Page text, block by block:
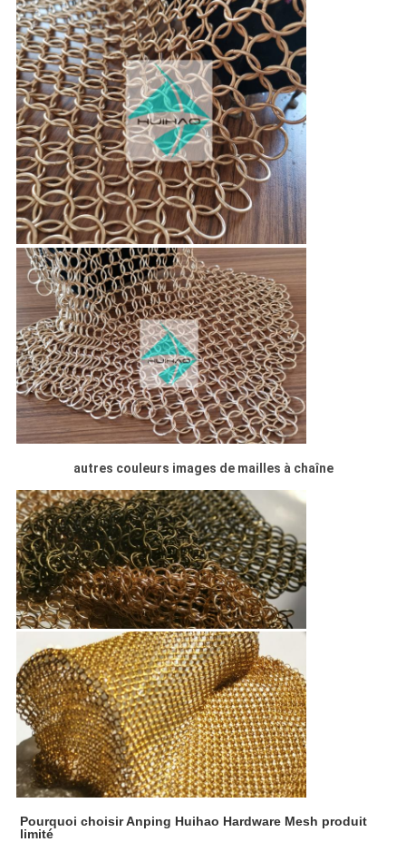
autres couleurs images de mailles à chaîne
Pourquoi choisir Anping Huihao Hardware Mesh produit
limité